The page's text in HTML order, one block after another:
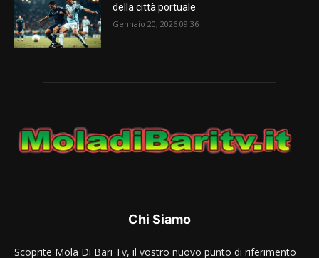
della città portuale
Gennaio 20, 2026 09:36
Chi Siamo
Scoprite Mola Di Bari Tv, il vostro nuovo punto di riferimento